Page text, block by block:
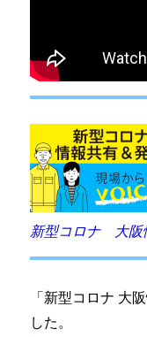
新型コロナ 大阪
「新型コロナ 大
した。